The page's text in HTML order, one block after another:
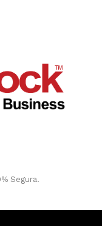
Segura.